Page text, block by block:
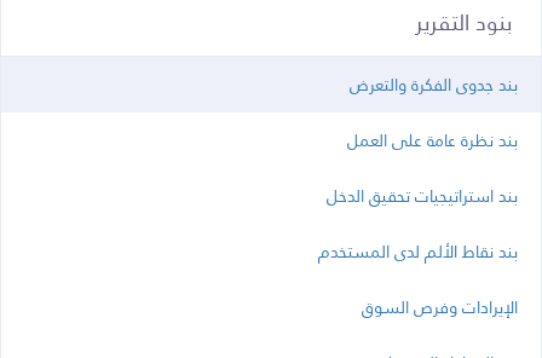
بنود التقرير
بند جدوى الفكرة والتعرض
بند نظرة عامة على العمل
بند استراتيجيات تحقيق الدخل
بند نقاط الألم لدى المستخدم
الإيرادات وفرص السوق